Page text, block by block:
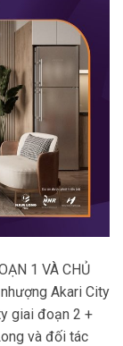
1 VÀ CHỦ
Akari City
giai đoạn 2 +
và đối tác